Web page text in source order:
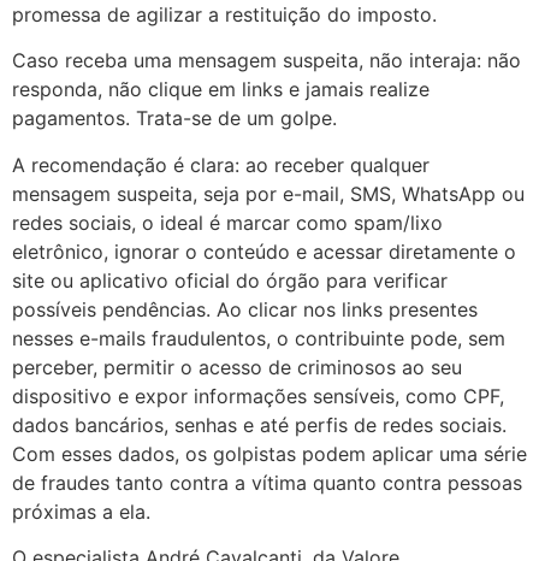
promessa de agilizar a restituição do imposto.
Caso receba uma mensagem suspeita, não interaja: não
responda, não clique em links e jamais realize
pagamentos. Trata-se de um golpe.
A recomendação é clara: ao receber qualquer
mensagem suspeita, seja por e-mail, SMS, WhatsApp ou
redes sociais, o ideal é marcar como spam/lixo
eletrônico, ignorar o conteúdo e acessar diretamente o
site ou aplicativo oficial do órgão para verificar
possíveis pendências. Ao clicar nos links presentes
nesses e-mails fraudulentos, o contribuinte pode, sem
perceber, permitir o acesso de criminosos ao seu
dispositivo e expor informações sensíveis, como CPF,
dados bancários, senhas e até perfis de redes sociais.
Com esses dados, os golpistas podem aplicar uma série
de fraudes tanto contra a vítima quanto contra pessoas
próximas a ela.